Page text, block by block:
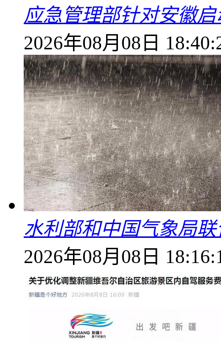
应急管理部针对安徽
2026年08月08日
水利部和中国气象局
2026年08月08日